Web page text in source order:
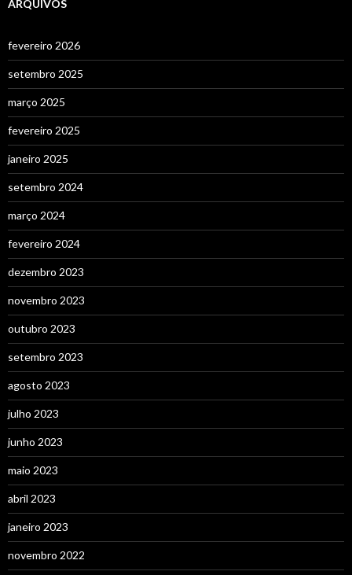
ARQUIVOS
fevereiro 2026
setembro 2025
março 2025
fevereiro 2025
janeiro 2025
setembro 2024
março 2024
fevereiro 2024
dezembro 2023
novembro 2023
outubro 2023
setembro 2023
agosto 2023
julho 2023
junho 2023
maio 2023
abril 2023
janeiro 2023
novembro 2022